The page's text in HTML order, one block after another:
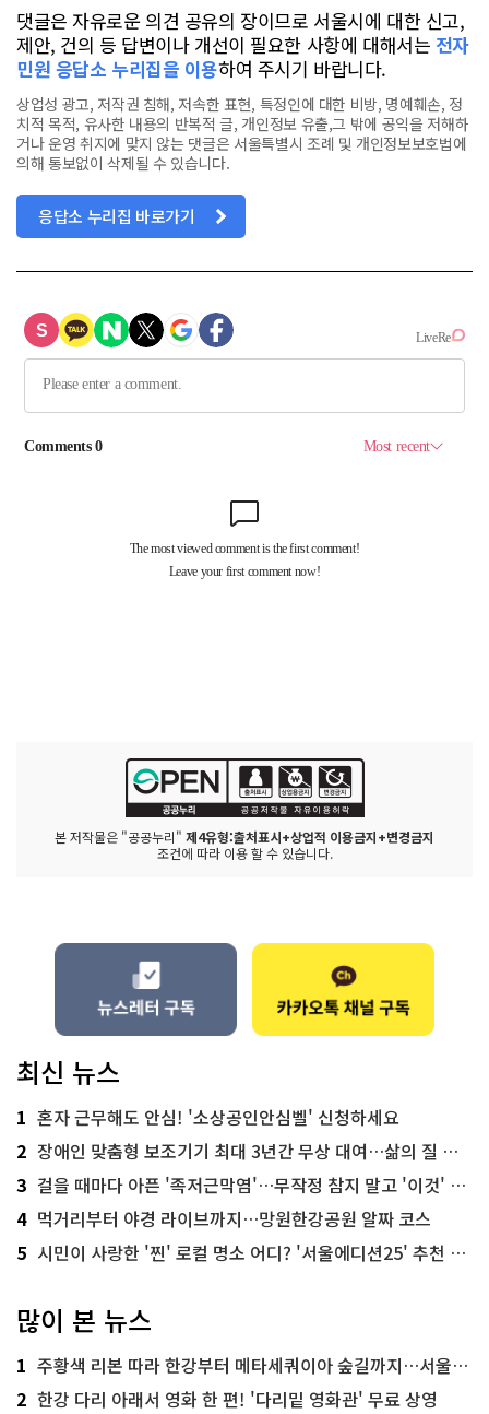
댓글은 자유로운 의견 공유의 장이므로 서울시에 대한 신고,
제안, 건의 등 답변이나 개선이 필요한 사항에 대해서는 전자
민원 응답소 누리집을 이용하여 주시기 바랍니다.
상업성 광고, 저작권 침해, 저속한 표현, 특정인에 대한 비방, 명예훼손, 정
치적 목적, 유사한 내용의 반복적 글, 개인정보 유출,그 밖에 공익을 저해하
거나 운영 취지에 맞지 않는 댓글은 서울특별시 조례 및 개인정보보호법에
의해 통보없이 삭제될 수 있습니다.
응답소 누리집 바로가기
본 저작물은 "공공누리" 제4유형:출처표시+상업적 이용금지+변경금지
조건에 따라 이용 할 수 있습니다.
최신 뉴스
1 혼자 근무해도 안심! '소상공인안심벨' 신청하세요
2 장애인 맞춤형 보조기기 최대 3년간 무상 대여…삶의 질 높인다
3 걸을 때마다 아픈 '족저근막염'…무작정 참지 말고 '이것' 해보세요!
4 먹거리부터 야경 라이브까지…망원한강공원 알짜 코스
5 시민이 사랑한 '찐' 로컬 명소 어디? '서울에디션25' 추천 코스
많이 본 뉴스
1 주황색 리본 따라 한강부터 메타세쿼이아 숲길까지…서울둘레길 15코스
2 한강 다리 아래서 영화 한 편! '다리밑 영화관' 무료 상영